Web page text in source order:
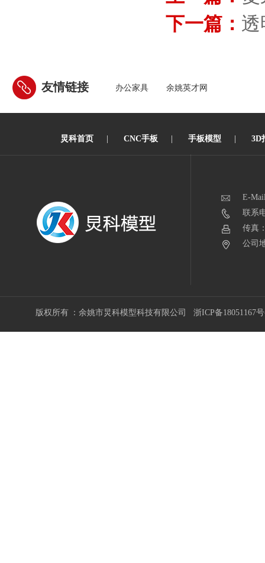
下一篇： 透
友情链接 办公家具 余姚英才网
炅科首页 CNC手板 手板模型 3D
E-
联系
传真
公司
版权所有 ：余姚市炅科模型科技有限公司 浙ICP备18051167